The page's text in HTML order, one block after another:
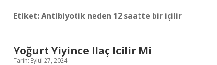
Etiket:Antibiyotik neden 12 saatte bir içilir
Yoğurt Yiyince Ilaç Icilir Mi
Tarih: Eylül 27, 2024